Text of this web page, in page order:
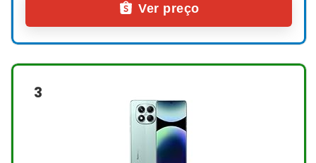
Ver preço
3